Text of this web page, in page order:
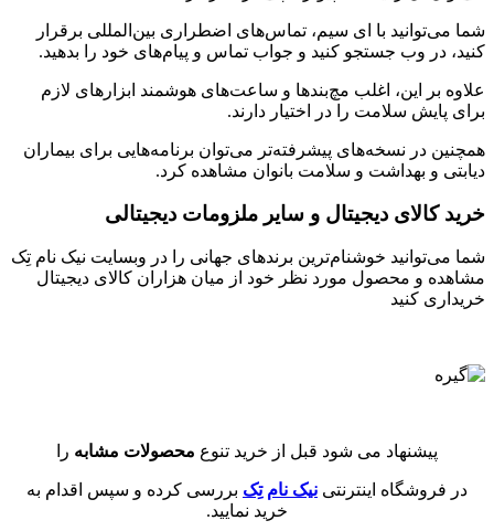
شما می‌توانید با ای سیم، تماس‌های اضطراری بین‌المللی برقرار
کنید، در وب جستجو کنید و جواب تماس و پیام‌های خود را بدهید.
علاوه بر این، اغلب مچ‌بندها و ساعت‌های هوشمند ابزارهای لازم
برای پایش سلامت را در اختیار دارند.
همچنین در نسخه‌های پیشرفته‌تر می‌توان برنامه‌هایی برای بیماران
دیابتی و بهداشت و سلامت بانوان مشاهده کرد.
خرید کالای دیجیتال و سایر ملزومات دیجیتالی
شما می‌توانید خوشنام‌ترین برندهای جهانی را در وبسایت نیک نام تِک
مشاهده و محصول مورد نظر خود از میان هزاران کالای دیجیتال
خریداری کنید
پیشنهاد می شود قبل از خرید تنوع محصولات مشابه را
در فروشگاه اینترنتی نیک نام تِک بررسی کرده و سپس اقدام به
خرید نمایید.